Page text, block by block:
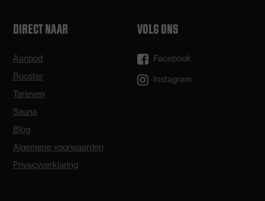
DIRECT NAAR
Aanbod
Rooster
Tarieven
Sauna
Blog
Algemene voorwaarden
Privacyverklaring
VOLG ONS
Facebook
Instagram